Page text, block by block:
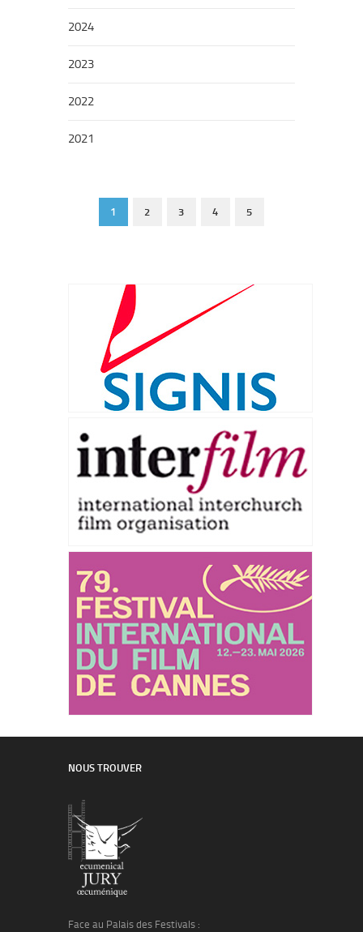
2024
2023
2022
2021
1 2 3 4 5
NOUS TROUVER
Face au Palais des Festivals :